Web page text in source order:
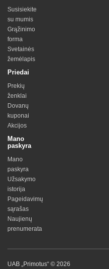
Susisiekite
su mumis
Grąžinimo
forma
Svetainės
žemėlapis
Priedai
Prekių
ženklai
Dovanų
kuponai
Akcijos
Mano
paskyra
Mano
paskyra
Užsakymo
istorija
Pageidavimų
sąrašas
Naujienų
prenumerata
UAB „Primotus“ © 2026